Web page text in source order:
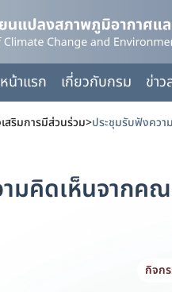
หน้าแรก เกี่ยวกับกรม ข่าว
สริมการมีส่วนร่วม>
มคิดเห็นจาก
กิจก